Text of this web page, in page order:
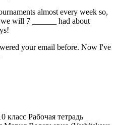
almost every week so,
will 7 ______ had about
your email before. Now I've